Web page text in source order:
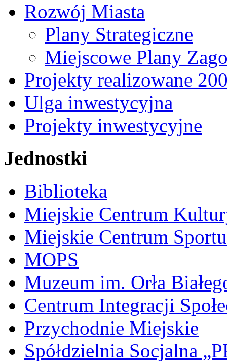
Rozwój Miasta
Plany Strategiczne
Miejscowe Plany
Projekty realizowane
Ulga inwestycyjna
Projekty inwestycyjne
Jednostki
Biblioteka
Miejskie Centrum
Miejskie Centrum
MOPS
Muzeum im. Orła
Centrum Integracji
Przychodnie Miejskie
Spółdzielnia Socjalna